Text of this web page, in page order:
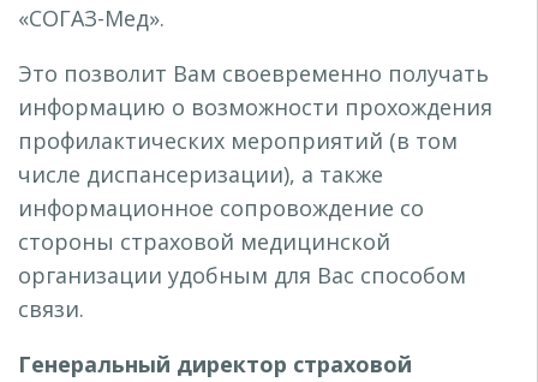
«СОГАЗ-Мед».
Это позволит Вам своевременно получать
информацию о возможности прохождения
профилактических мероприятий (в том
числе диспансеризации), а также
информационное сопровождение со
стороны страховой медицинской
организации удобным для Вас способом
связи.
Генеральный директор страховой